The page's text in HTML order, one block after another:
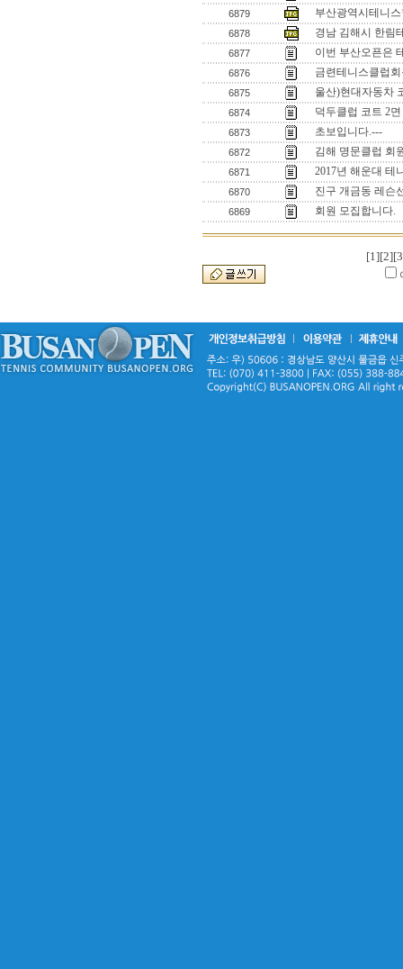
6879 부산광역시테니
6878 경남 김해시 한림
6877 이번 부산오픈은
6876 금련테니스클럽
6875 울산)현대자동차
6874 덕두클럽 코트 2
6873 초보입니다.---
6872 김해 명문클럽 회
6871 2017년 해운대 테
6870 진구 개금동 레슨
6869 회원 모집합니다.
[1][2]